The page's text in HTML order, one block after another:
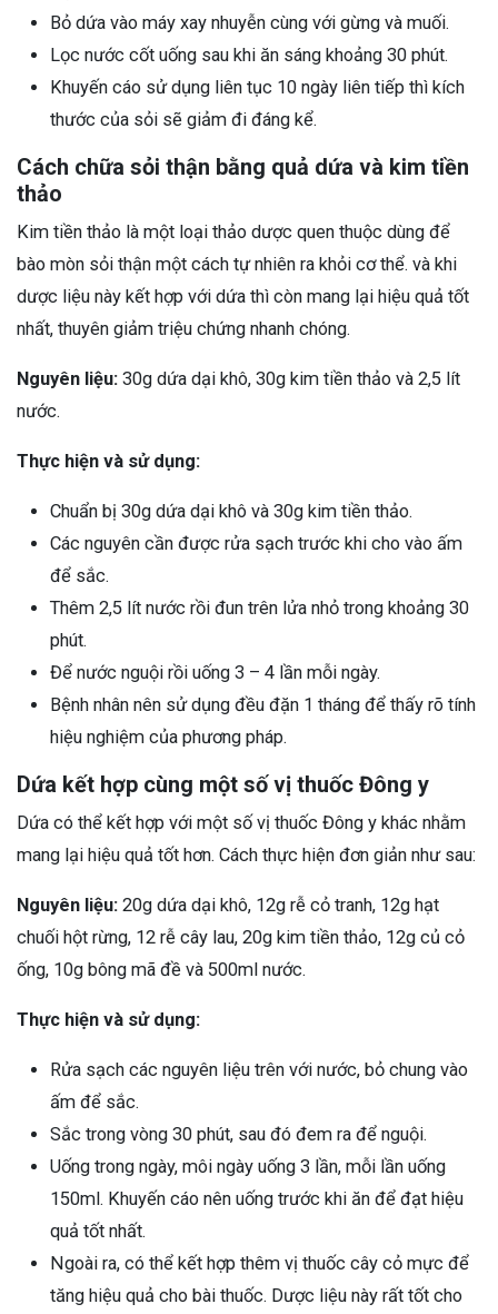
Bỏ dứa vào máy xay nhuyễn cùng với gừng và muối.
Lọc nước cốt uống sau khi ăn sáng khoảng 30 phút.
Khuyến cáo sử dụng liên tục 10 ngày liên tiếp thì kích
thước của sỏi sẽ giảm đi đáng kể.
Cách chữa sỏi thận bằng quả dứa và kim tiền
thảo
Kim tiền thảo là một loại thảo dược quen thuộc dùng để
bào mòn sỏi thận một cách tự nhiên ra khỏi cơ thể. và khi
dược liệu này kết hợp với dứa thì còn mang lại hiệu quả tốt
nhất, thuyên giảm triệu chứng nhanh chóng.
Nguyên liệu: 30g dứa dại khô, 30g kim tiền thảo và 2,5 lít
nước.
Thực hiện và sử dụng:
Chuẩn bị 30g dứa dại khô và 30g kim tiền thảo.
Các nguyên cần được rửa sạch trước khi cho vào ấm
để sắc.
Thêm 2,5 lít nước rồi đun trên lửa nhỏ trong khoảng 30
phút.
Để nước nguội rồi uống 3 – 4 lần mỗi ngày.
Bệnh nhân nên sử dụng đều đặn 1 tháng để thấy rõ tính
hiệu nghiệm của phương pháp.
Dứa kết hợp cùng một số vị thuốc Đông y
Dứa có thể kết hợp với một số vị thuốc Đông y khác nhằm
mang lại hiệu quả tốt hơn. Cách thực hiện đơn giản như sau:
Nguyên liệu: 20g dứa dại khô, 12g rễ cỏ tranh, 12g hạt
chuối hột rừng, 12 rễ cây lau, 20g kim tiền thảo, 12g củ cỏ
ống, 10g bông mã đề và 500ml nước.
Thực hiện và sử dụng:
Rửa sạch các nguyên liệu trên với nước, bỏ chung vào
ấm để sắc.
Sắc trong vòng 30 phút, sau đó đem ra để nguội.
Uống trong ngày, môi ngày uống 3 lần, mỗi lần uống
150ml. Khuyến cáo nên uống trước khi ăn để đạt hiệu
quả tốt nhất.
Ngoài ra, có thể kết hợp thêm vị thuốc cây cỏ mực để
tăng hiệu quả cho bài thuốc. Dược liệu này rất tốt cho